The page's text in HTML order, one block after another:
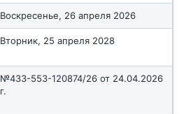
Воскресенье, 26 апреля 2026
Вторник, 25 апреля 2028
№433-553-120874/26 от 24.04.2026
г.